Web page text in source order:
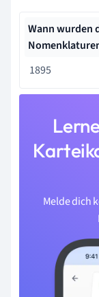
Wann wurden
1895
Melde dich